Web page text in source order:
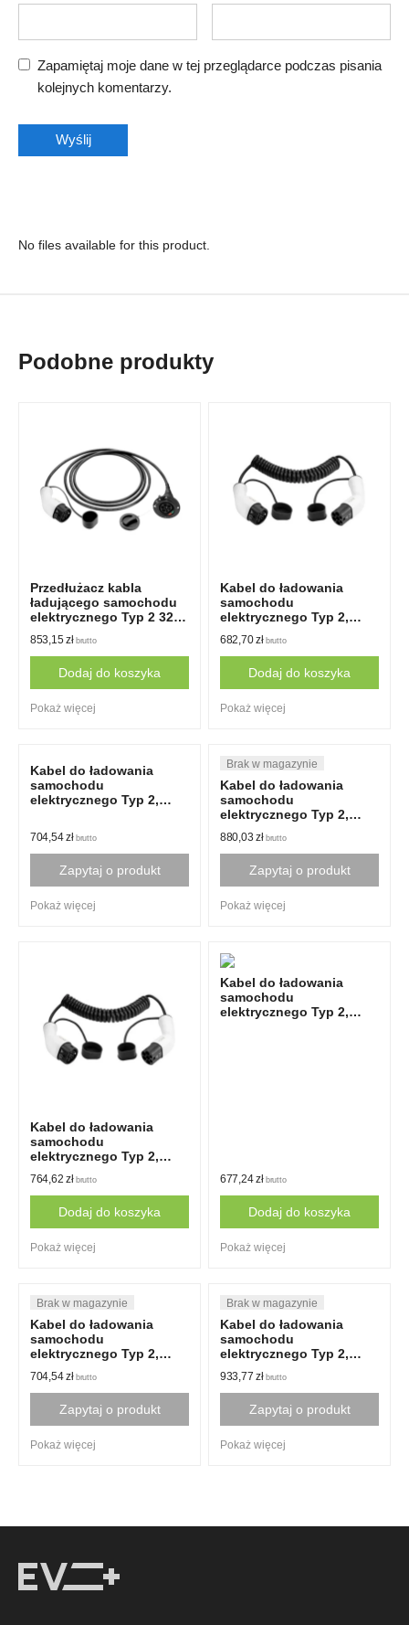
Zapamiętaj moje dane w tej przeglądarce podczas pisania
kolejnych komentarzy.
No files available for this product.
Podobne produkty
Przedłużacz kabla
ładującego samochodu
elektrycznego Typ 2 32A
853,15zł brutto
Dodaj do koszyka
Pokaż więcej
Kabel do ładowania
samochodu
elektrycznego Typ 2,
Spiralny
682,70zł brutto
Dodaj do koszyka
Pokaż więcej
Kabel do ładowania
samochodu
elektrycznego Typ 2,
704,54zł brutto
Zapytaj o produkt
Pokaż więcej
Kabel do ładowania
samochodu
elektrycznego Typ 2,
Spiralny, Duosida
880,03 zł brutto
Zapytaj o produkt
Pokaż więcej
Kabel do ładowania
samochodu
elektrycznego Typ 2,
Spiralny
764,62 zł brutto
Dodaj do koszyka
Pokaż więcej
Kabel do ładowania
samochodu
elektrycznego Typ 2,
677,24zł brutto
Dodaj do koszyka
Pokaż więcej
Kabel do ładowania
samochodu
elektrycznego Typ 2,
704,54zł brutto
Zapytaj o produkt
Pokaż więcej
Kabel do ładowania
samochodu
elektrycznego Typ 2,
933,77 zł brutto
Zapytaj o produkt
Pokaż więcej